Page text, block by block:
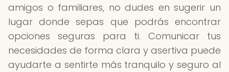
amigos o familiares, no dudes en sugerir un
lugar donde sepas que podrás encontrar
opciones seguras para ti. Comunicar tus
necesidades de forma clara y asertiva puede
ayudarte a sentirte más tranquilo y seguro al